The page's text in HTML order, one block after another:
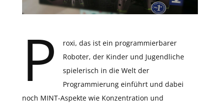
P
roxi, das ist ein programmierbarer
Roboter, der Kinder und Jugendliche
spielerisch in die Welt der
Programmierung einführt und dabei
noch MINT-Aspekte wie Konzentration und